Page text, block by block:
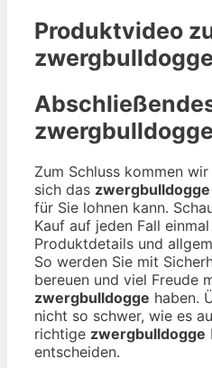
Produktvideo
zwergbulldogge
zwergbulldogge
Zum Schluss kommen
sich das zwergbulldogge
für Sie lohnen kann.
Kauf auf jeden Fall
Produktdetails und
So werden Sie mit
bereuen und viel Freude
zwergbulldogge haben.
nicht so schwer, wie es
richtige zwergbulldogge
entscheiden.